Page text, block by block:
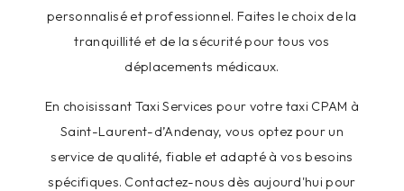
personnalisé et professionnel. Faites le choix de la
tranquillité et de la sécurité pour tous vos
déplacements médicaux.
En choisissant Taxi Services pour votre taxi CPAM à
Saint-Laurent-d’Andenay, vous optez pour un
service de qualité, fiable et adapté à vos besoins
spécifiques. Contactez-nous dès aujourd'hui pour